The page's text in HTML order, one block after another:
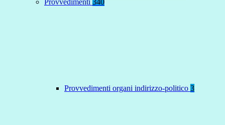
Provvedimenti 340
Provvedimenti organi indirizzo-politico 3